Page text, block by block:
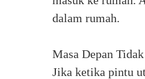
dalam rumah.
Masa Depan
Jika ketika pintu